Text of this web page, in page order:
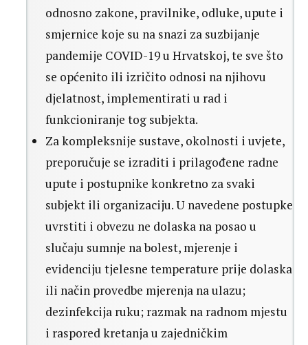
odnosno zakone, pravilnike, odluke, upute i
smjernice koje su na snazi za suzbijanje
pandemije COVID-19 u Hrvatskoj, te sve što
se općenito ili izričito odnosi na njihovu
djelatnost, implementirati u rad i
funkcioniranje tog subjekta.
Za kompleksnije sustave, okolnosti i uvjete,
preporučuje se izraditi i prilagođene radne
upute i postupnike konkretno za svaki
subjekt ili organizaciju. U navedene postupke
uvrstiti i obvezu ne dolaska na posao u
slučaju sumnje na bolest, mjerenje i
evidenciju tjelesne temperature prije dolaska
ili način provedbe mjerenja na ulazu;
dezinfekcija ruku; razmak na radnom mjestu
i raspored kretanja u zajedničkim